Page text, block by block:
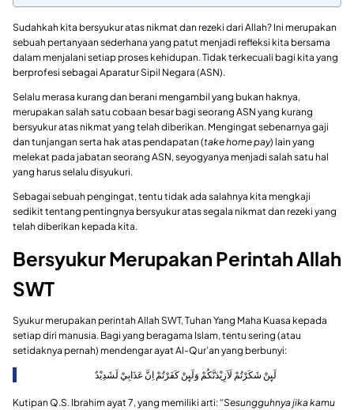
Sudahkah kita bersyukur atas nikmat dan rezeki dari Allah? Ini merupakan
sebuah pertanyaan sederhana yang patut menjadi refleksi kita bersama
dalam menjalani setiap proses kehidupan. Tidak terkecuali bagi kita yang
berprofesi sebagai Aparatur Sipil Negara (ASN).
Selalu merasa kurang dan berani mengambil yang bukan haknya,
merupakan salah satu cobaan besar bagi seorang ASN yang kurang
bersyukur atas nikmat yang telah diberikan. Mengingat sebenarnya gaji
dan tunjangan serta hak atas pendapatan (take home pay) lain yang
melekat pada jabatan seorang ASN, seyogyanya menjadi salah satu hal
yang harus selalu disyukuri.
Sebagai sebuah pengingat, tentu tidak ada salahnya kita mengkaji
sedikit tentang pentingnya bersyukur atas segala nikmat dan rezeki yang
telah diberikan kepada kita.
Bersyukur Merupakan Perintah Allah
SWT
Syukur merupakan perintah Allah SWT, Tuhan Yang Maha Kuasa kepada
setiap diri manusia. Bagi yang beragama Islam, tentu sering (atau
setidaknya pernah) mendengar ayat Al-Qur’an yang berbunyi:
لَىِٕنْ شَكَرْتُمْ لَاَزِيْدَنَّكُمْ وَلَىِٕنْ كَفَرْتُمْ اِنَّ عَذَابِيْ لَشَدِيْدٌ
Kutipan Q.S. Ibrahim ayat 7, yang memiliki arti:“Sesungguhnya jika kamu